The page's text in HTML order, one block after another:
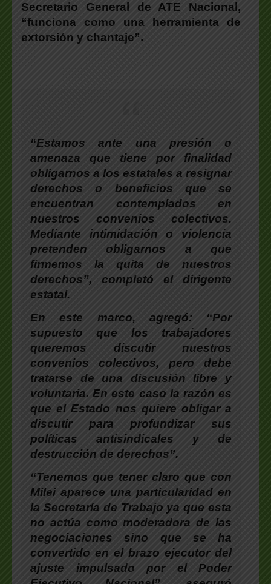
Secretario General de ATE Nacional,
“funciona como una herramienta de
extorsión y chantaje”.
“Estamos ante una presión o
amenaza que tiene por finalidad
obligarnos a los estatales a resignar
derechos o beneficios que se
encuentran contemplados en
nuestros convenios colectivos.
Mediante intimidación o violencia
pretenden obligarnos a que
firmemos la quita de nuestros
derechos”, completó el dirigente
estatal.
En este marco, agregó: “Por
supuesto que los trabajadores
queremos discutir nuestros
convenios colectivos, pero debe
tratarse de una discusión libre y
voluntaria. En este caso la razón es
que el Estado nos quiere obligar a
discutir para profundizar sus
políticas antisindicales y de
destrucción de derechos”.
“Tenemos que tener claro que con
Milei aparece una particularidad en
la Secretaría de Trabajo ya que esta
no actúa como moderadora de las
negociaciones sino que se ha
convertido en el brazo ejecutor del
ajuste impulsado por el Poder